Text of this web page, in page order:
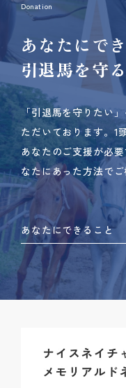
Donation
あなたにで
引退馬を守
「引退馬を守りたい
ただいております。 1
あなたのご支援が必要
なたにあった方法で
あなたにできること